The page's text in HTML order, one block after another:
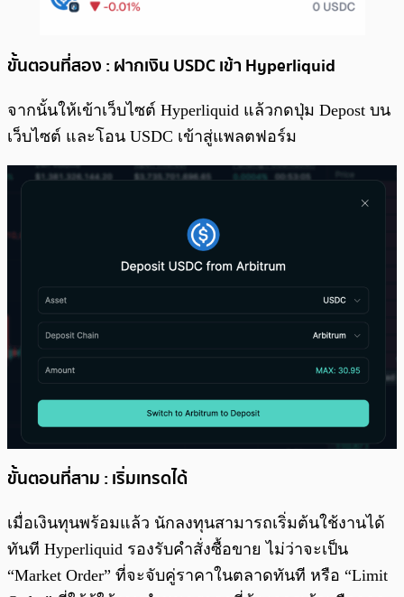
ขั้นตอนที่สอง : ฝากเงิน USDC เข้า Hyperliquid
จากนั้นให้เข้าเว็บไซต์ Hyperliquid แล้วกดปุ่ม Depost บน
เว็บไซต์ และโอน USDC เข้าสู่แพลตฟอร์ม
ขั้นตอนที่สาม : เริ่มเทรดได้
เมื่อเงินทุนพร้อมแล้ว นักลงทุนสามารถเริ่มต้นใช้งานได้
ทันที Hyperliquid รองรับคำสั่งซื้อขาย ไม่ว่าจะเป็น
“Market Order” ที่จะจับคู่ราคาในตลาดทันที หรือ “Limit